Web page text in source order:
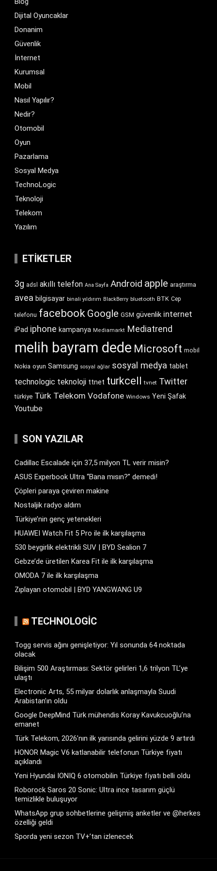
Dijital Oyuncaklar
Donanim
Güvenlik
İnternet
Kurumsal
Mobil
Nasıl Yapılır?
Nedir?
Otomobil
Oyun
Pazarlama
Sosyal Medya
TechnoLogic
Teknoloji
Telekom
Yazılım
ETIKETLER
3g adsl akıllı telefon Ana Sayfa Android apple araştırma
avea bilgisayar binali yıldırım BlackBerry bluetooth BTK Cep
telefonu facebook Google GSM güvenlik internet
iPad iphone kampanya Mediamarkt Mediatrend
melih bayram dede Microsoft mobil
Nokia oyun Samsung sosyal ağlar sosyal medya tablet
technologic teknoloji ttnet turkcell tvnet Twitter
türkiye Türk Telekom Vodafone Windows Yeni Şafak
Youtube
SON YAZILAR
Cadillac Escalade için 37,5 milyon TL verir misin?
ASUS Experbook Ultra “Bana mısın?” demedi!
Çöpleri paraya çeviren makine
Nostaljik radyo aldım
Türkiye’nin genç yetenekleri
HUAWEI Watch Fit 5 Pro ile ilk karşılaşma
530 beygirlik elektrikli SUV | BYD Sealion 7
Gebze’de üretilen Karea Fit ile ilk karşılaşma
OMODA 7 ile ilk karşılaşma
Zıplayan otomobil | BYD YANGWANG U9
TECHNOLOGIC
Togg servis ağını genişletiyor: Yıl sonunda 64 noktada
olacak
Bilişim 500 Araştırması: Sektör gelirleri 1,6 trilyon TL’ye
ulaştı
Electronic Arts, 55 milyar dolarlık anlaşmayla Suudi
Arabistan’ın oldu
Google DeepMind Türk mühendis Koray Kavukcuoğlu’na
emanet
Türk Telekom, 2026’nın ilk yarısında gelirini yüzde 9 artırdı
HONOR Magic V6 katlanabilir telefonun Türkiye fiyatı
açıklandı
Yeni Hyundai IONIQ 6 otomobilin Türkiye fiyatı belli oldu
Roborock Saros 20 Sonic: Ultra ince tasarım güçlü
temizlikle buluşuyor
WhatsApp grup sohbetlerine gelişmiş anketler ve @herkes
özelliği geldi
Sporda yeni sezon TV+’tan izlenecek